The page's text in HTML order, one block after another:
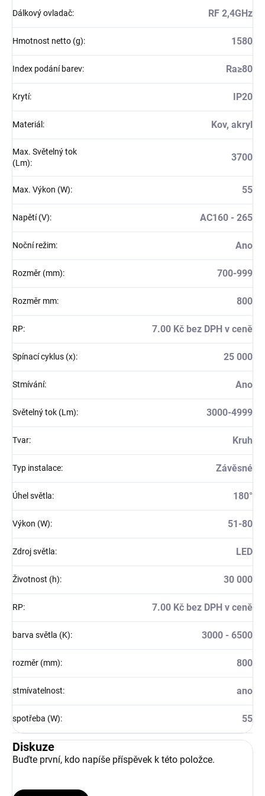
Dálkový ovladač: RF 2,4GHz
Hmotnost netto (g): 1580
Index podání barev: Ra≥80
Krytí: IP20
Materiál : Kov, akryl
Max. Světelný tok
(Lm): 3700
Max. Výkon (W): 55
Napětí (V): AC160 - 265
Noční režim: Ano
Rozměr (mm): 700-999
Rozměr mm: 800
RP: 7.00 Kč bez DPH v ceně
Spínací cyklus (x): 25 000
Stmívání: Ano
Světelný tok (Lm): 3000-4999
Tvar: Kruh
Typ instalace: Závěsné
Úhel světla: 180°
Výkon (W): 51-80
Zdroj světla: LED
Životnost (h): 30 000
RP: 7.00 Kč bez DPH v ceně
barva světla (K): 3000 - 6500
rozměr (mm): 800
stmívatelnost: ano
spotřeba (W): 55
Diskuze
Buďte první, kdo napíše příspěvek k této položce.